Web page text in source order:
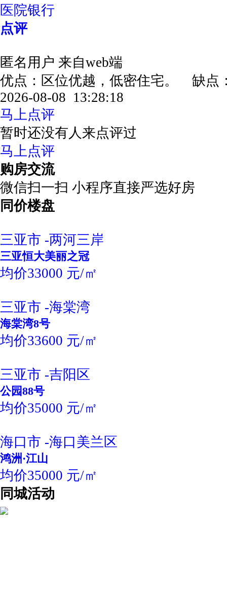
医院银行
点评
匿名用户 来自web端
优点：区位优越，低密住宅。 缺
2026-08-08 13:28:18
马上点评
暂时还没有人来点评过
马上点评
购房交流
微信扫一扫 小程序直接严选好房
同价楼盘
三亚市 -两河三岸
三亚恒大美丽之冠
均价33000 元/㎡
三亚市 -海棠湾
海棠湾8号
均价33600 元/㎡
三亚市 -吉阳区
公园88号
均价35000 元/㎡
海口市 -海口美兰区
鸿洲·江山
均价35000 元/㎡
同城活动